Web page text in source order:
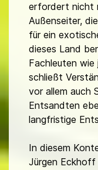
erfordert nicht
Außenseiter,
für ein
dieses Land
Fachleuten wie
schließt
vor allem auch
Entsandten
langfristige
In diesem
Jürgen